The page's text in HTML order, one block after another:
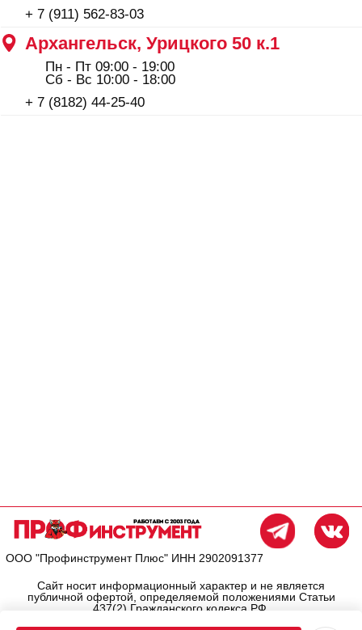
ООО "Профинструмент Плюс" ИНН 2902091377
Сотрудничество: maxim_anshukov@profi29.ru
Сайт носит информационный характер и не является
437(2) Гражданского кодекса РФ.